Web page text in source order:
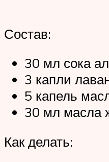
Состав:
30 мл сока
3 капли
5 капель
30 мл масла
Как делать: